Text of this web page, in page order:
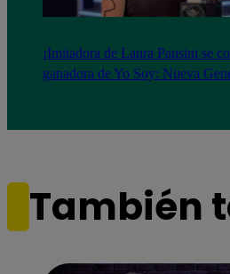
¡Imitadora de Laura Pausini se
ganadora de Yo Soy: Nueva
También